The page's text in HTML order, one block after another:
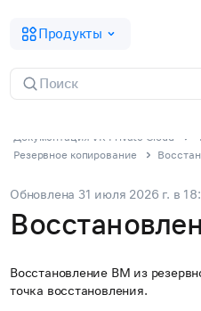
Продукты
Документация VK Private Cloud
Резервное копирование
Обновлена 31 июля 2026 г. в
Восстановление ВМ из
точка восстановления.